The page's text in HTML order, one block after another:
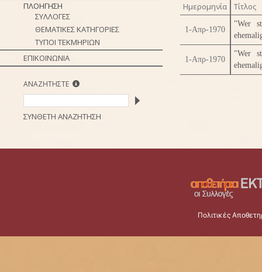
ΠΛΟΗΓΗΣΗ
ΣΥΛΛΟΓΕΣ
ΘΕΜΑΤΙΚΕΣ ΚΑΤΗΓΟΡΙΕΣ
ΤΥΠΟΙ ΤΕΚΜΗΡΙΩΝ
ΕΠΙΚΟΙΝΩΝΙΑ
ΑΝΑΖΗΤΗΣΤΕ
ΣΥΝΘΕΤΗ ΑΝΑΖΗΤΗΣΗ
Ημερομηνία Τίτλος
1-Απρ-1970
"Wer
1-Απρ-1970
"Wer